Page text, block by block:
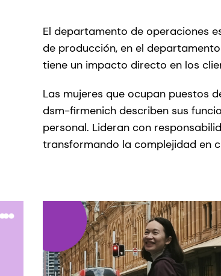
El departamento de operaciones
de producción, en el
tiene un impacto directo en los
Las mujeres que ocupan puestos
dsm-firmenich describen sus
personal. Lideran con
transformando la complejidad en